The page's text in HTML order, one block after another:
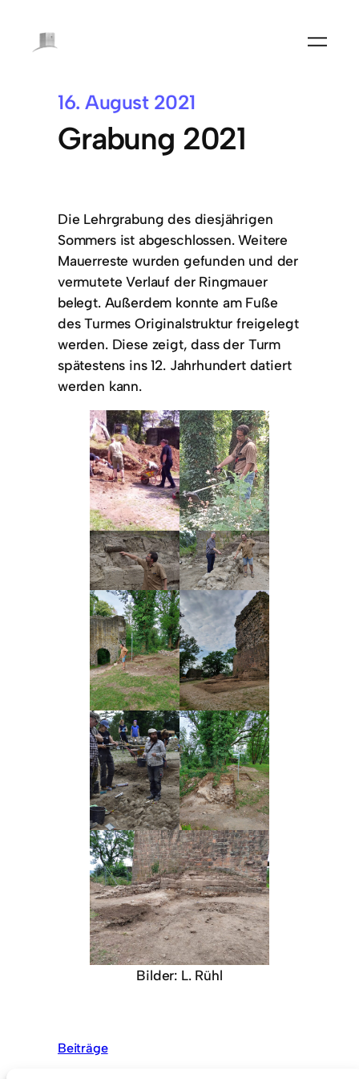
16. August 2021
Grabung 2021
Die Lehrgrabung des diesjährigen
Sommers ist abgeschlossen. Weitere
Mauerreste wurden gefunden und der
vermutete Verlauf der Ringmauer
belegt. Außerdem konnte am Fuße
des Turmes Originalstruktur freigelegt
werden. Diese zeigt, dass der Turm
spätestens ins 12. Jahrhundert datiert
werden kann.
Bilder: L. Rühl
Beiträge